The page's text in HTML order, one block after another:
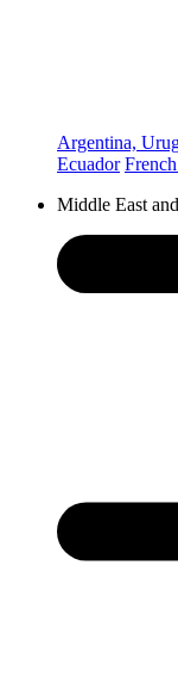
Argentina,
Ecuador
Middle East